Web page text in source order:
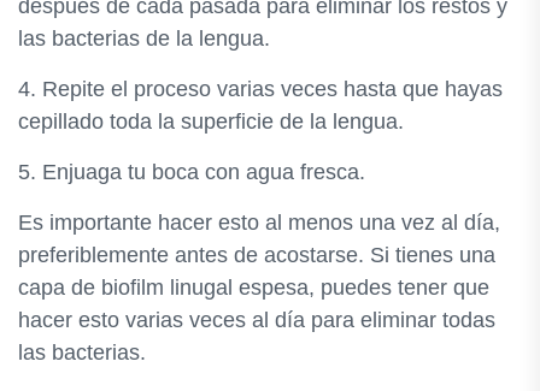
después de cada pasada para eliminar los restos y
las bacterias de la lengua.
4. Repite el proceso varias veces hasta que hayas
cepillado toda la superficie de la lengua.
5. Enjuaga tu boca con agua fresca.
Es importante hacer esto al menos una vez al día,
preferiblemente antes de acostarse. Si tienes una
capa de biofilm linugal espesa, puedes tener que
hacer esto varias veces al día para eliminar todas
las bacterias.